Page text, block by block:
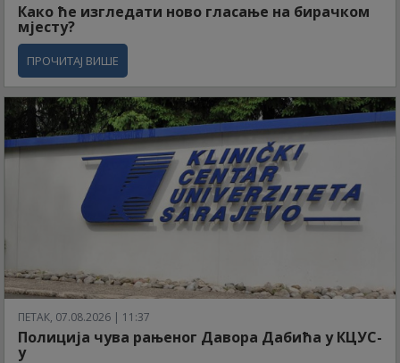
Како ће изгледати ново гласање на бирачком
мјесту?
ПРОЧИТАЈ ВИШЕ
ПЕТАК, 07.08.2026 | 11:37
Полиција чува рањеног Давора Дабића у КЦУС-
у